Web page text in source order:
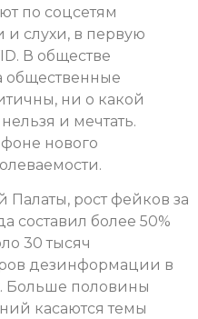
по соцсетям
и слухи, в первую
В обществе
общественные
ни о какой
и мечтать.
нового
рост фейков за
составил более 50%
30 тысяч
дезинформации в
Больше половины
касаются темы